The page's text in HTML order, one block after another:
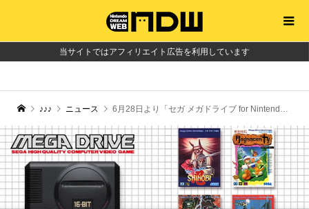
当サイトではアフィリエイト広告を利用しています
♪♪♪ ニュース 6月28日より「セガ メガドライブ for Nintendo Switch Online」に4タイトル配信開始